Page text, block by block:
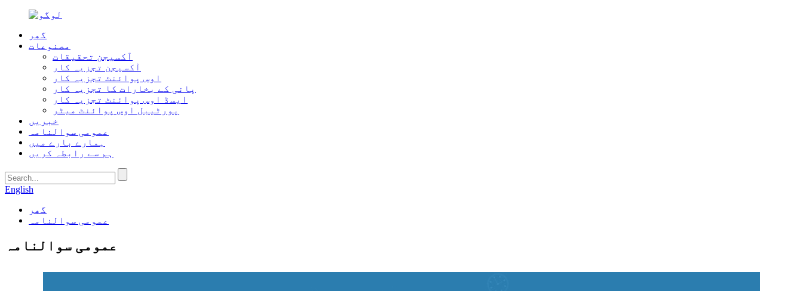
گھر
مصنوعات
آکسیجن تحقیقات
آکسیجن تجزیہ کار
اوس پوائنٹ تجزیہ کار
پانی کے بخارات کا تجزیہ کار
ایسڈ اوس پوائنٹ تجزیہ کار
پورٹیبل اوس پوائنٹ میٹر
خبریں
عمومی سوالنامہ
ہمارے بارے میں
ہم سے رابطہ کریں
English
گھر
عمومی سوالنامہ
عمومی سوالنامہ